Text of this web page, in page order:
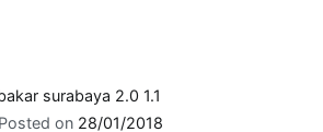
surabaya 2.0 1.1
Posted on 28/01/2018